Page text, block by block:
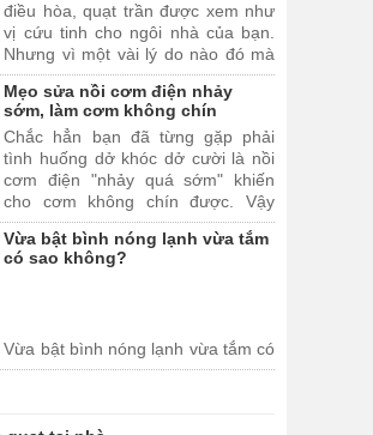
điều hòa, quạt trần được xem như
vị cứu tinh cho ngôi nhà của bạn.
Nhưng vì một vài lý do nào đó mà
chiếc quạt trần nhà bạn bật lên lại
không mát. Hãy cùng chúng tôi đi
tìm câu trả lời chính xác nhất trong
vài viết này nhé
Mẹo sửa nồi cơm điện nhảy
sớm, làm cơm không chín
Chắc hẳn bạn đã từng gặp phải
tình huống dở khóc dở cười là nồi
cơm điện "nhảy quá sớm" khiến
cho cơm không chín được. Vậy
nguyên nhân này là do đâu? Cách
sửa chữa như thế nào? Hãy theo
dõi bài viết dưới đây để tìm câu trả
Vừa bật bình nóng lạnh vừa tắm
có sao không?
Vừa bật bình nóng lạnh vừa tắm có
sao không?, đang là câu hỏi được